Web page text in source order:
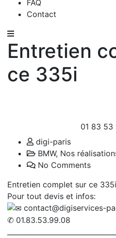
FAQ
Contact
Entretien
ce 335i
01 83 53
digi-paris
BMW, Nos
No Comments
Entretien complet sur ce 335i
Pour tout devis et infos:
contact@digiservices-
✆ 01.83.53.99.08